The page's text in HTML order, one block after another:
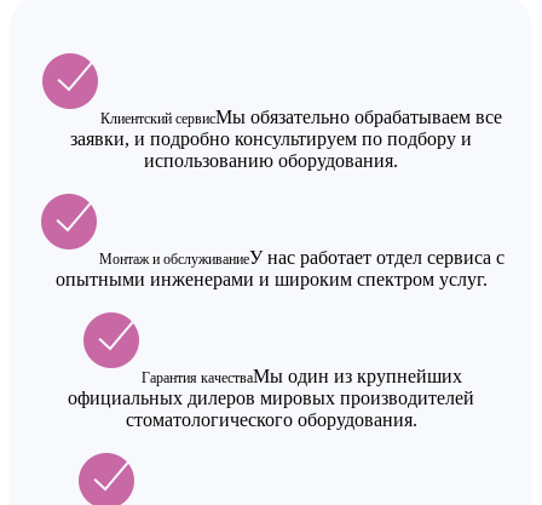
Клиентский сервисМы обязательно обрабатываем все
заявки, и подробно консультируем по подбору и
использованию оборудования.
Монтаж и обслуживаниеУ нас работает отдел сервиса с
опытными инженерами и широким спектром услуг.
Гарантия качестваМы один из крупнейших
официальных дилеров мировых производителей
стоматологического оборудования.